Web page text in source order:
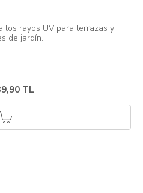
los rayos UV para terrazas y
TL